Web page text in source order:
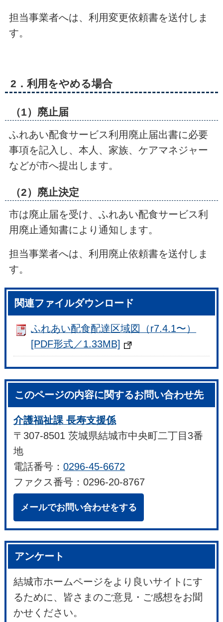
担当事業者へは、利用変更依頼書を送付しま
す。
2．利用をやめる場合
（1）廃止届
ふれあい配食サービス利用廃止届出書に必要
事項を記入し、本人、家族、ケアマネジャー
などが市へ提出します。
（2）廃止決定
市は廃止届を受け、ふれあい配食サービス利
用廃止通知書により通知します。
担当事業者へは、利用廃止依頼書を送付しま
す。
関連ファイルダウンロード
ふれあい配食配達区域図（r7.4.1〜）
[PDF形式／1.33MB]
このページの内容に関するお問い合わせ先
介護福祉課 長寿支援係
〒307-8501 茨城県結城市中央町二丁目3番
地
電話番号：0296-45-6672
ファクス番号：0296-20-8767
メールでお問い合わせをする
アンケート
結城市ホームページをより良いサイトにす
るために、皆さまのご意見・ご感想をお聞
かせください。